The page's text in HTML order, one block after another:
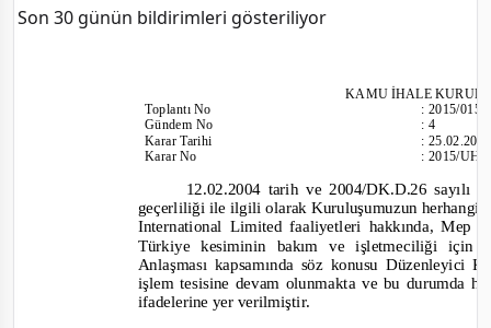
Son 30 günün bildirimleri gösteriliyor
KAMU İHALE
ToplantıNo
Gündem No
Karar Tarihi
Karar No
:2015/015
:4
:
:2015/
12.02.2004 tarihve 2004/DK.D.26 sayılı
geçerliliği ile ilgili olarak Kuruluşumuzun herhangi
International Limited faaliyetleri hakkında,
Türkiye kesiminin bakım ve işletmeciliği için
Anlaşması kapsamında söz konusu
işlem tesisine devam olunmakta ve bu durumda
ifadelerine yer verilmiştir.